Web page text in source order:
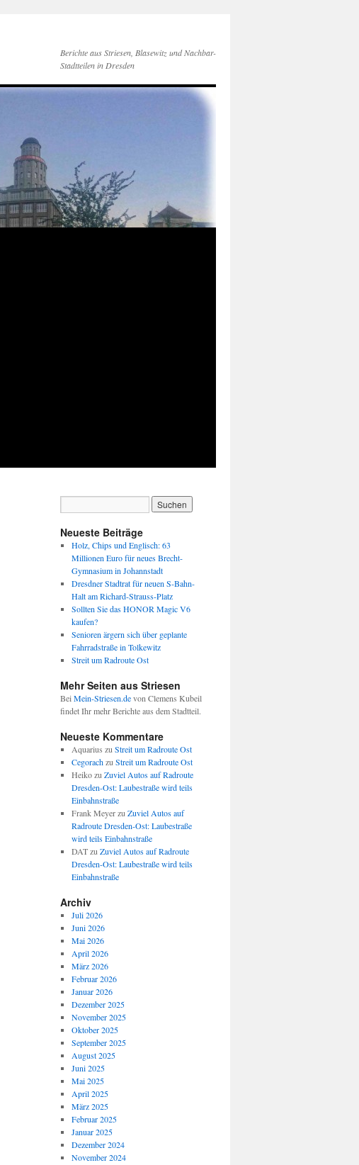
Berichte aus Striesen, Blasewitz und Nachbar-
Stadtteilen in Dresden
Neueste Beiträge
Holz, Chips und Englisch: 63
Millionen Euro für neues Brecht-
Gymnasium in Johannstadt
Dresdner Stadtrat für neuen S-Bahn-
Halt am Richard-Strauss-Platz
Sollten Sie das HONOR Magic V6
kaufen?
Senioren ärgern sich über geplante
Fahrradstraße in Tolkewitz
Streit um Radroute Ost
Mehr Seiten aus Striesen
Bei Mein-Striesen.devon Clemens Kubeil
findet Ihr mehr Berichte aus dem Stadtteil.
Neueste Kommentare
Aquarius zu Streit um Radroute Ost
Cegorachzu Streit um Radroute Ost
Heikozu Zuviel Autos auf Radroute
Dresden-Ost: Laubestraße wird teils
Einbahnstraße
Frank Meyerzu Zuviel Autos auf
Radroute Dresden-Ost: Laubestraße
wird teils Einbahnstraße
DATzu Zuviel Autos auf Radroute
Dresden-Ost: Laubestraße wird teils
Einbahnstraße
Archiv
Juli 2026
Juni 2026
Mai 2026
April 2026
März 2026
Februar 2026
Januar 2026
Dezember 2025
November 2025
Oktober 2025
September 2025
August 2025
Juni 2025
Mai 2025
April 2025
März 2025
Februar 2025
Januar 2025
Dezember 2024
November 2024